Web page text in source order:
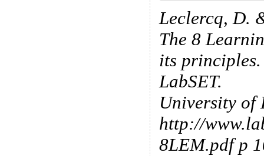
Leclercq, D.
The 8
its principles.
LabSET.
University of
http://
8LEM.pdf p